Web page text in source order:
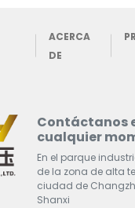
ACERCA
DE
Contáctanos
cualquier
En el parque
de la zona de alta
ciudad de
Shanxi